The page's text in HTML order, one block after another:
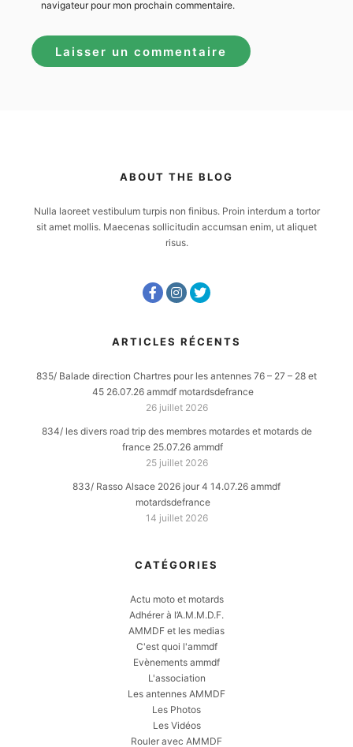
navigateur pour mon prochain commentaire.
ABOUT THE BLOG
Nulla laoreet vestibulum turpis non finibus. Proin interdum a tortor
sit amet mollis. Maecenas sollicitudin accumsan enim, ut aliquet
risus.
ARTICLES RÉCENTS
835/ Balade direction Chartres pour les antennes 76 – 27 – 28 et
45 26.07.26 ammdf motardsdefrance
26 juillet 2026
834/ les divers road trip des membres motardes et motards de
france 25.07.26 ammdf
25 juillet 2026
833/ Rasso Alsace 2026 jour 4 14.07.26 ammdf
motardsdefrance
14 juillet 2026
CATÉGORIES
Actu moto et motards
Adhérer à l’A.M.M.D.F.
AMMDF et les medias
C'est quoi l'ammdf
Evènements ammdf
L'association
Les antennes AMMDF
Les Photos
Les Vidéos
Rouler avec AMMDF